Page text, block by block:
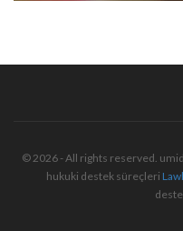
© 2026 - All rights reserved.
hukuki destek süreçleri